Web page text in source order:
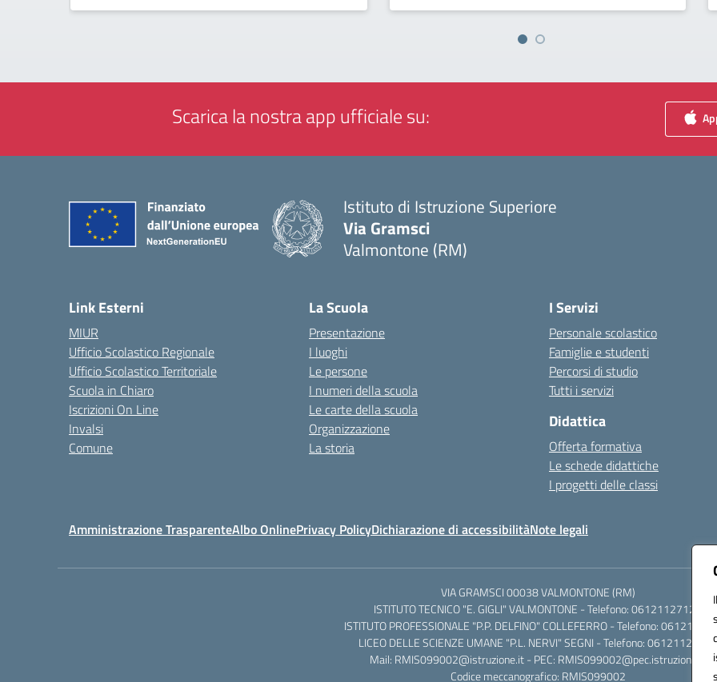
Scarica la nostra app ufficiale su:
Istituto di Istruzione Superiore
Via Gramsci
Valmontone (RM)
Link Esterni
MIUR
Ufficio Scolastico Regionale
Ufficio Scolastico Territoriale
Scuola in Chiaro
Iscrizioni On Line
Invalsi
Comune
La Scuola
Presentazione
I luoghi
Le persone
I numeri della scuola
Le carte della scuola
Organizzazione
La storia
I Servizi
Personale scolastico
Famiglie e studenti
Percorsi di studio
Tutti i servizi
Didattica
Offerta formativa
Le schede didattiche
I progetti delle classi
Amministrazione TrasparenteAlbo OnlinePrivacy PolicyDichiarazione di accessibilitàNote legali
VIA GRAMSCI 00038 VALMONTONE (RM)
ISTITUTO TECNICO "E. GIGLI" VALMONTONE - Telefono: 06121127125
ISTITUTO PROFESSIONALE "P.P. DELFINO" COLLEFERRO - Telefono:
LICEO DELLE SCIENZE UMANE "P.L. NERVI" SEGNI - Telefono: 06121126845
Mail: RMIS099002@istruzione.it - PEC: RMIS099002@pec.istruzione.it
Codice meccanografico: RMIS099002